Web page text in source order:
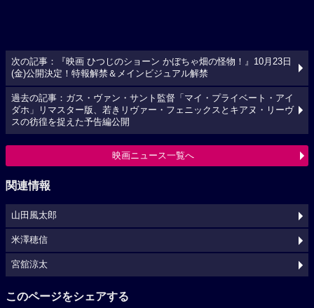
次の記事：『映画 ひつじのショーン かぼちゃ畑の怪物！』10月23日
(金)公開決定！特報解禁＆メインビジュアル解禁
過去の記事：ガス・ヴァン・サント監督「マイ・プライベート・アイ
ダホ」リマスター版、若きリヴァー・フェニックスとキアヌ・リーヴ
スの彷徨を捉えた予告編公開
映画ニュース一覧へ
関連情報
山田風太郎
米澤穂信
宮舘涼太
このページをシェアする